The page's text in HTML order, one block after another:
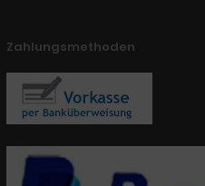
Zahlungsmethoden